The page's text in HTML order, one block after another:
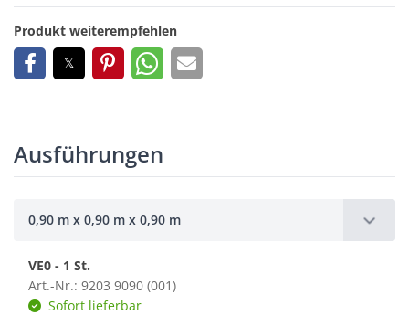
Produkt weiterempfehlen
Ausführungen
0,90 m x 0,90 m x 0,90 m
VE0 - 1 St.
Art.-Nr.: 9203 9090 (001)
Sofort lieferbar